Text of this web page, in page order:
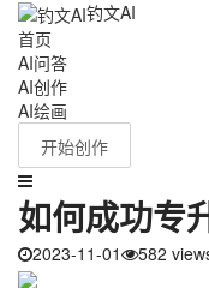
钓文AI
首页
AI问答
AI创作
AI绘画
开始创作
如何成功专
2023-11-01 582